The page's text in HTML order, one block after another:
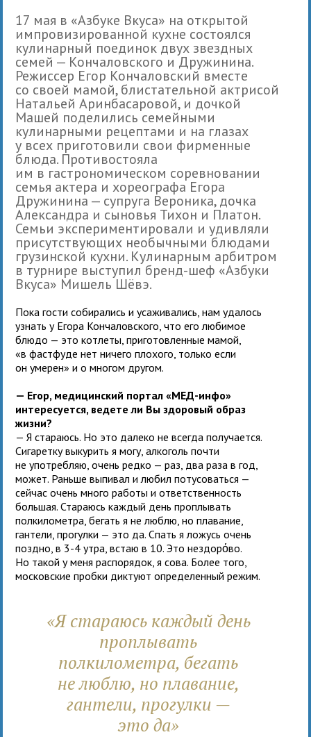
17 мая в «Азбуке Вкуса» на открытой
импровизированной кухне состоялся
кулинарный поединок двух звездных
семей — Кончаловского и Дружинина.
Режиссер Егор Кончаловский вместе
со своей мамой, блистательной актрисой
Натальей Аринбасаровой, и дочкой
Машей поделились семейными
кулинарными рецептами и на глазах
у всех приготовили свои фирменные
блюда. Противостояла
им в гастрономическом соревновании
семья актера и хореографа Егора
Дружинина — супруга Вероника, дочка
Александра и сыновья Тихон и Платон.
Семьи экспериментировали и удивляли
присутствующих необычными блюдами
грузинской кухни. Кулинарным арбитром
в турнире выступил бренд-шеф «Азбуки
Вкуса» Мишель Шёвэ.
Пока гости собирались и усаживались, нам удалось
узнать у Егора Кончаловского, что его любимое
блюдо — это котлеты, приготовленные мамой,
«в фастфуде нет ничего плохого, только если
он умерен» и о многом другом.
— Егор, медицинский портал «МЕД-инфо»
интересуется, ведете ли Вы здоровый образ
жизни?
— Я стараюсь. Но это далеко не всегда получается.
Сигаретку выкурить я могу, алкоголь почти
не употребляю, очень редко — раз, два раза в год,
может. Раньше выпивал и любил потусоваться —
сейчас очень много работы и ответственность
большая. Стараюсь каждый день проплывать
полкилометра, бегать я не люблю, но плавание,
гантели, прогулки — это да. Спать я ложусь очень
поздно, в 3-4 утра, встаю в 10. Это нездорόво.
Но такой у меня распорядок, я сова. Более того,
московские пробки диктуют определенный режим.
«Я стараюсь каждый день
проплывать
полкилометра, бегать
не люблю, но плавание,
гантели, прогулки —
это да»